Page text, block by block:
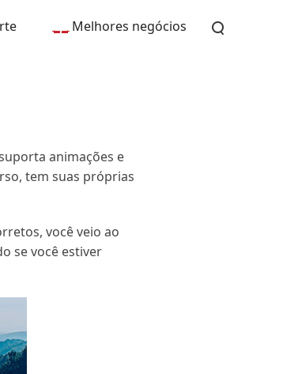
Melhores negócios
animações e
tem suas próprias
você veio ao
se você estiver